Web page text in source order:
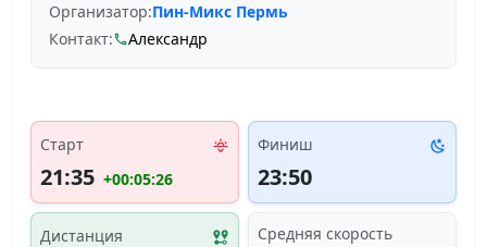
Организатор:Пин-Микс Пермь
Контакт:
Александр
Старт
21:35 +00:05:26
Финиш
23:50
Дистанция Средняя скорость